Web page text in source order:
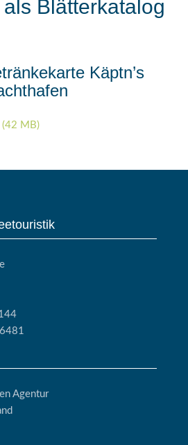
Blätterkatalog
Käptn’s
MB)
Agentur